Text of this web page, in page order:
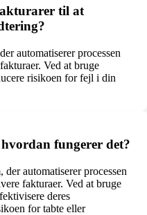
til at
automatiserer processen
Ved at bruge
risikoen for fejl i din
fungerer det?
automatiserer processen
fakturaer. Ved at bruge
deres
for tabte eller